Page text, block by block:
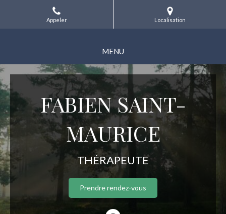
Appeler Localisation
MENU
FABIEN SAINT-
MAURICE
THÉRAPEUTE
Prendre rendez-vous